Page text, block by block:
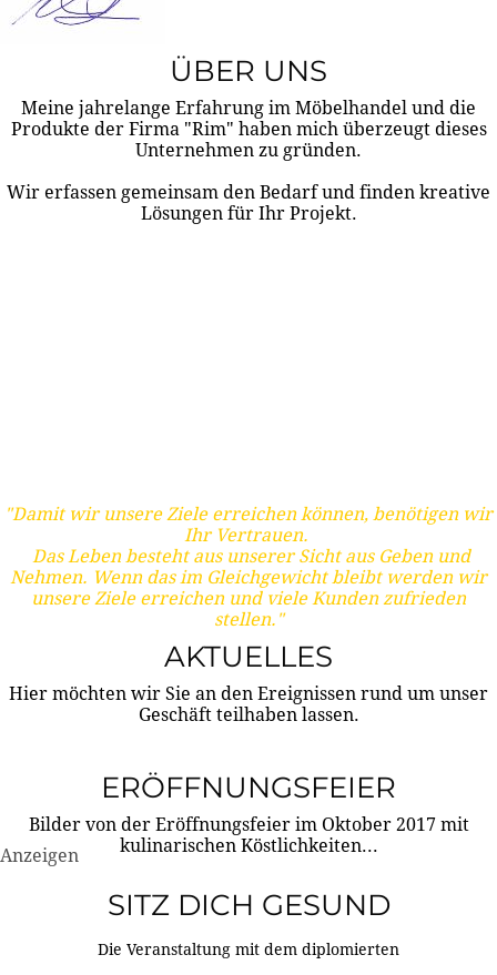
ÜBER UNS
Meine jahrelange Erfahrung im Möbelhandel und die
Produkte der Firma "Rim" haben mich überzeugt dieses
Unternehmen zu gründen.
Wir erfassen gemeinsam den Bedarf und finden kreative
Lösungen für Ihr Projekt.
"Damit wir unsere Ziele erreichen können, benötigen wir
Ihr Vertrauen.
Das Leben besteht aus unserer Sicht aus Geben und
Nehmen. Wenn das im Gleichgewicht bleibt werden wir
unsere Ziele erreichen und viele Kunden zufrieden
stellen."
AKTUELLES
Hier möchten wir Sie an den Ereignissen rund um unser
Geschäft teilhaben lassen.
ERÖFFNUNGSFEIER
Bilder von der Eröffnungsfeier im Oktober 2017 mit
kulinarischen Köstlichkeiten...
Anzeigen
SITZ DICH GESUND
Die Veranstaltung mit dem diplomierten